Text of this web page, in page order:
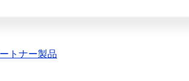
トナー製品